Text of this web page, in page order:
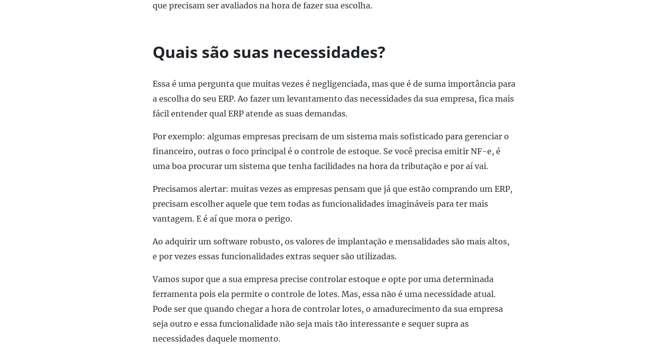
que precisam ser avaliados na hora de fazer sua escolha.
Quais são suas necessidades?
Essa é uma pergunta que muitas vezes é negligenciada, mas que é de suma importância para
a escolha do seu ERP. Ao fazer um levantamento das necessidades da sua empresa, fica mais
fácil entender qual ERP atende as suas demandas.
Por exemplo: algumas empresas precisam de um sistema mais sofisticado para gerenciar o
financeiro, outras o foco principal é o controle de estoque. Se você precisa emitir NF-e, é
uma boa procurar um sistema que tenha facilidades na hora da tributação e por aí vai.
Precisamos alertar: muitas vezes as empresas pensam que já que estão comprando um ERP,
precisam escolher aquele que tem todas as funcionalidades imagináveis para ter mais
vantagem. E é aí que mora o perigo.
Ao adquirir um software robusto, os valores de implantação e mensalidades são mais altos,
e por vezes essas funcionalidades extras sequer são utilizadas.
Vamos supor que a sua empresa precise controlar estoque e opte por uma determinada
ferramenta pois ela permite o controle de lotes. Mas, essa não é uma necessidade atual.
Pode ser que quando chegar a hora de controlar lotes, o amadurecimento da sua empresa
seja outro e essa funcionalidade não seja mais tão interessante e sequer supra as
necessidades daquele momento.